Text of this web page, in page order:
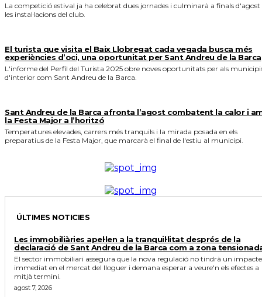
La competició estival ja ha celebrat dues jornades i culminarà a finals d'agost
les instal·lacions del club.
El turista que visita el Baix Llobregat cada vegada busca més
experiències d’oci, una oportunitat per Sant Andreu de la Barca
L'informe del Perfil del Turista 2025 obre noves oportunitats per als
d'interior com Sant Andreu de la Barca.
Sant Andreu de la Barca afronta l’agost combatent la calor i
la Festa Major a l’horitzó
Temperatures elevades, carrers més tranquils i la mirada posada en els
preparatius de la Festa Major, que marcarà el final de l'estiu al municipi.
ÚLTIMES NOTICIES
Les immobiliàries apel·len a la tranquil·litat després de la
declaració de Sant Andreu de la Barca com a zona
El sector immobiliari assegura que la nova regulació no tindrà un impacte
immediat en el mercat del lloguer i demana esperar a veure'n els efectes a
mitjà termini.
agost 7, 2026